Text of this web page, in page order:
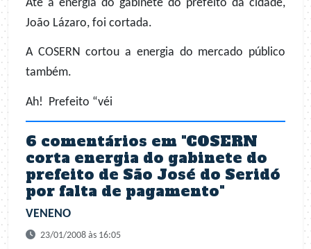
Até a energia do gabinete do prefeito da cidade,
João Lázaro, foi cortada.
A COSERN cortou a energia do mercado público
também.
Ah! Prefeito “véi
6 comentários em "COSERN
corta energia do gabinete do
prefeito de São José do Seridó
por falta de pagamento"
VENENO
23/01/2008 às 16:05